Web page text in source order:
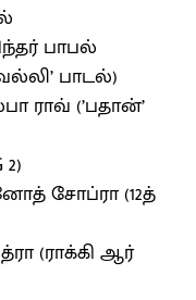
பாபல்
பாடல்)
ராவ் (’பதான்’
சோப்ரா (12த்
(ராக்கி ஆர்